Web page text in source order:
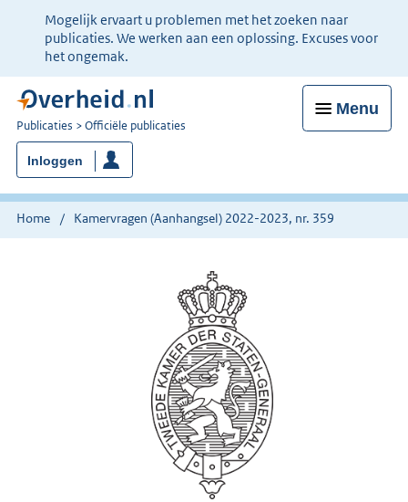
Ter
informatie:
Mogelijk ervaart u problemen met het zoeken naar
publicaties. We werken aan een oplossing. Excuses voor
het ongemak.
Menu
U
bent
nu
hier:
Publicaties Officiële publicaties
Inloggen
Home Kamervragen (Aanhangsel) 2022-2023, nr. 359